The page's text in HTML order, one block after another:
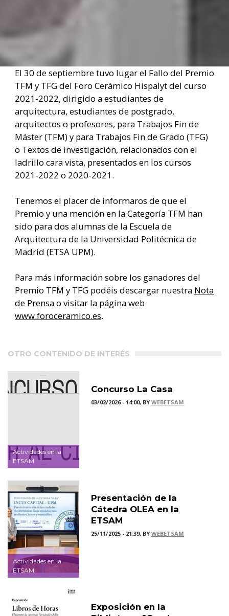
El 30 de septiembre tuvo lugar el Fallo del Premio
TFM y TFG del Foro Cerámico Hispalyt del curso
2021-2022, dirigido a estudiantes de
arquitectura, estudiantes de postgrado,
arquitectos o profesores, para Trabajos Fin de
Máster (TFM) y para Trabajos Fin de Grado (TFG)
o Textos de investigación, relacionados con el
ladrillo cara vista, presentados en los cursos
2021-2022 o 2020-2021.
Tenemos el placer de informaros de que el
Premio y una mención en la Categoría TFM han
sido para dos alumnas de la Escuela de
Arquitectura de la Universidad Politécnica de
Madrid (ETSA UPM).
Para más información sobre los ganadores del
Premio TFM y TFG podéis descargar nuestra Nota
de Prensao visitar la página web
www.foroceramico.es.
OTRO CONTENIDO DE INTERÉS
Actividades en la
ETSAM
Concurso La Casa
03/02/2026 - 14:00, BYWEBETSAM
Actividades en la
ETSAM
Presentación de la
Cátedra OLEA en la
ETSAM
25/11/2025 - 21:39, BYWEBETSAM
Exposición en la